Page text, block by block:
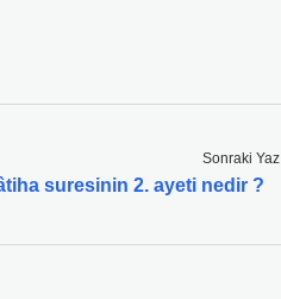
Sonraki
suresinin 2. ayeti nedir ?